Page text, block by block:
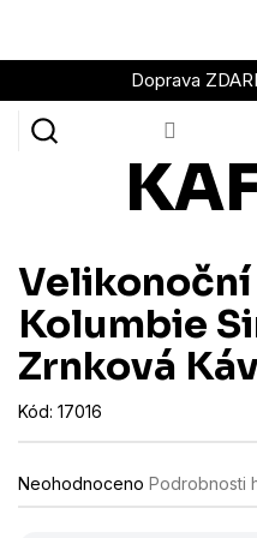
obsah
Doprava
Kolumbie
Zrnková
Kód: 17016
Průměrné
hodnocení
Neohodnoceno Podrobnosti